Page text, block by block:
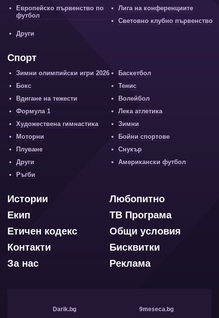
Европейско първенство по
футбол
Лига на конференциите
Световно клубно първенство
Други
Спорт
Зимни олимпийски игри 2026
Баскетбол
Бокс
Тенис
Вдигане на тежести
Волейбол
Формула 1
Лека атлетика
Художествена гимнастика
Зимни
Моторни
Бойни спортове
Плуване
Снукър
Други
Американски футбол
Ръгби
Любопитно
Истории
ТВ Програма
Екип
Общи условия
Етичен кодекс
Бисквитки
Контакти
Реклама
За нас
Darik.bg 9meseca.bg